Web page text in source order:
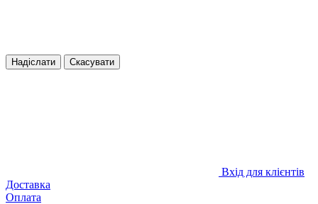
Надіслати Скасувати
Вхід для клієнтів
Доставка
Оплата